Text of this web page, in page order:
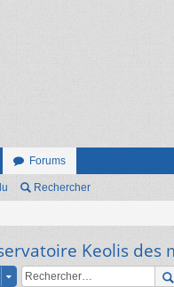
Forums
Rechercher
Keolis des